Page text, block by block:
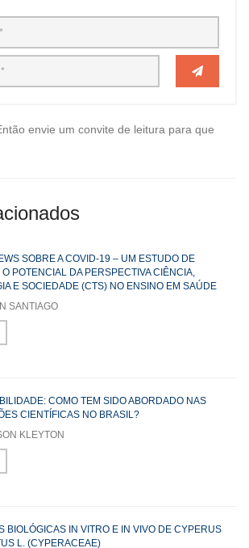
envie um convite de leitura para que
SOBRE A COVID-19 – UM ESTUDO DE
POTENCIAL DA PERSPECTIVA CIÊNCIA,
E SOCIEDADE (CTS) NO ENSINO EM SAÚDE
SANTIAGO
COMO TEM SIDO ABORDADO NAS
CIENTÍFICAS NO BRASIL?
KLEYTON
BIOLÓGICAS IN VITRO E IN VIVO DE CYPERUS
L. (CYPERACEAE)